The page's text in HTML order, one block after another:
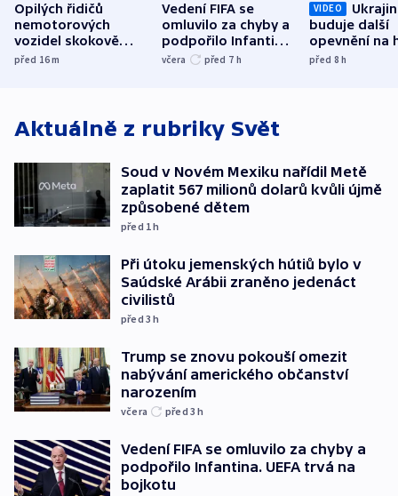
Opilých řidičů
nemotorových
vozidel skokově
přibylo, nejvíc ve
před 16m
Vedení FIFA se
omluvilo za chyby a
podpořilo Infantina.
UEFA trvá na
včera před 7 h
VIDEO
buduje další
opevnění na
s Běloruskem
před 8h
Aktuálně z rubriky Svět
Soud v Novém Mexiku nařídil Metě
zaplatit 567 milionů dolarů kvůli újmě
způsobené dětem
před 1h
Při útoku jemenských hútiů bylo v
Saúdské Arábii zraněno jedenáct
civilistů
před 3h
Trump se znovu pokouší omezit
nabývání amerického občanství
narozením
včera před 3h
Vedení FIFA se omluvilo za chyby a
podpořilo Infantina. UEFA trvá na
bojkotu